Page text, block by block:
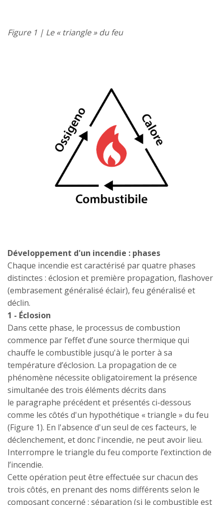
Figure 1 | Le « triangle » du feu
Développement d'un incendie : phases
Chaque incendie est caractérisé par quatre phases
distinctes : éclosion et première propagation, flashover
(embrasement généralisé éclair), feu généralisé et
déclin.
1 - Éclosion
Dans cette phase, le processus de combustion
commence par l’effet d’une source thermique qui
chauffe le combustible jusqu'à le porter à sa
température d’éclosion. La propagation de ce
phénomène nécessite obligatoirement la présence
simultanée des trois éléments décrits dans
le paragraphe précédent et présentés ci-dessous
comme les côtés d'un hypothétique « triangle » du feu
(Figure 1). En l'absence d'un seul de ces facteurs, le
déclenchement, et donc l'incendie, ne peut avoir lieu.
Interrompre le triangle du feu comporte l’extinction de
l’incendie.
Cette opération peut être effectuée sur chacun des
trois côtés, en prenant des noms différents selon le
composant concerné : séparation (si le combustible est